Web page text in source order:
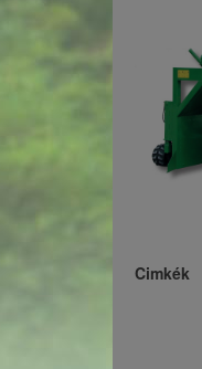
Cimkék